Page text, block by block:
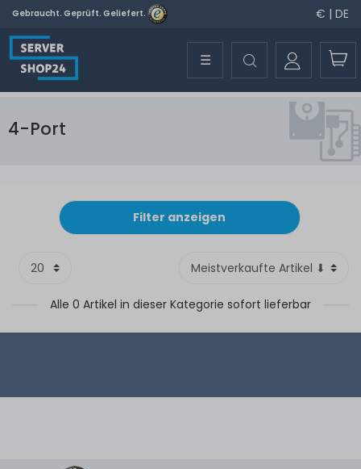
Gebraucht. Geprüft. Geliefert. € | DE
☰
4-Port
Filter anzeigen
Alle 0 Artikel in dieser Kategorie sofort lieferbar